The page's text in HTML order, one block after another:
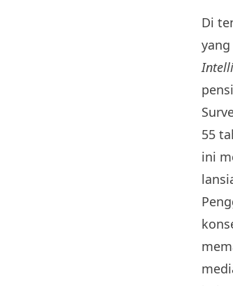
Di
55
ini